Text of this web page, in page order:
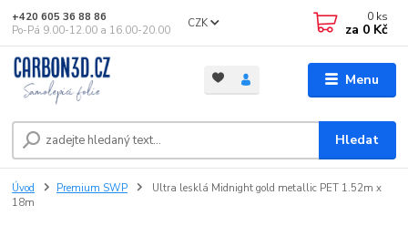
Menu
CZK
Hledat
+420 605 36 88 86
Po-Pá 9.00-12.00 a 16.00-20.00
0 ks
za 0 Kč
Úvod Premium SWP
Ultra lesklá Midnight gold metallic PET 1.52m x
18m